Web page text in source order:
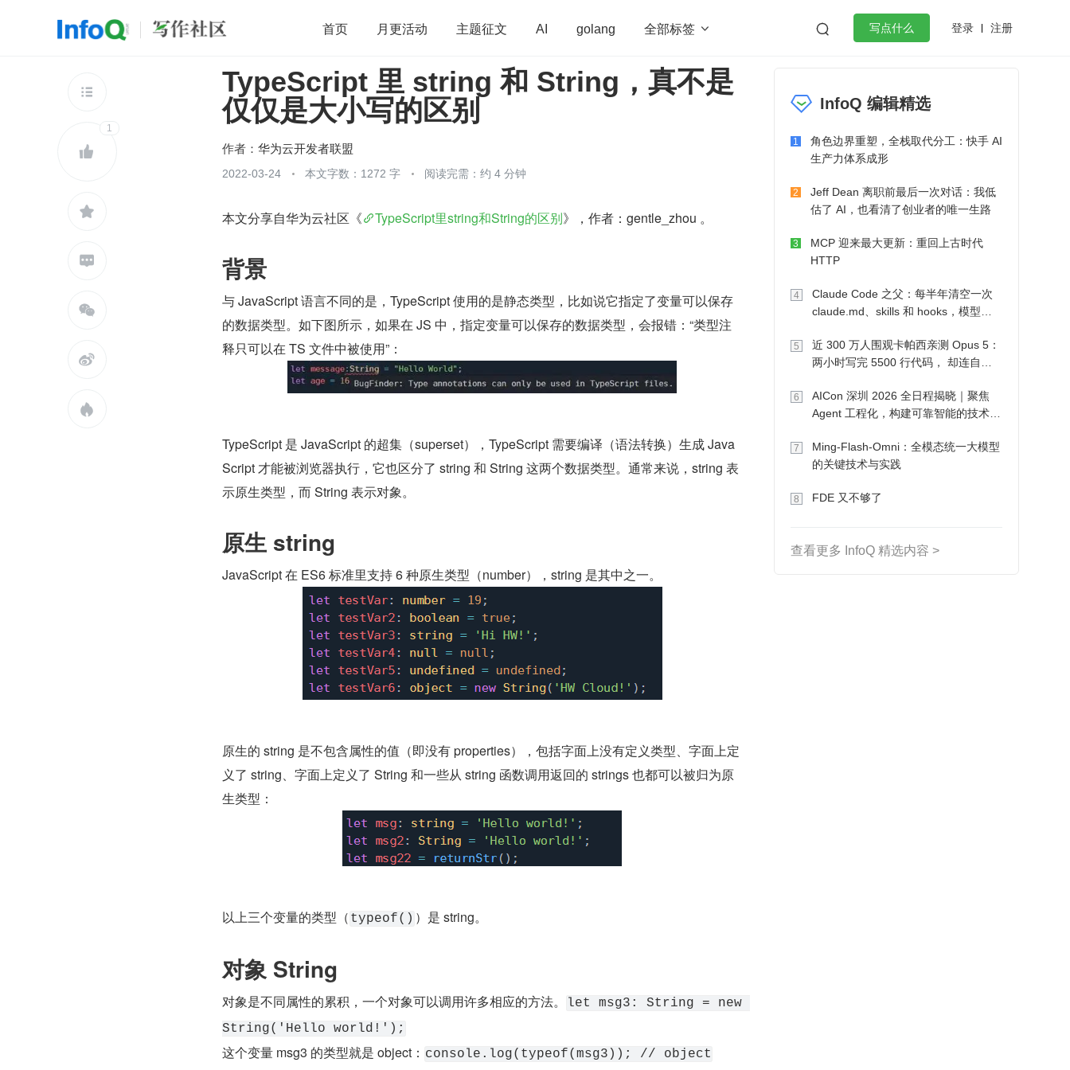
首页 月更活动 主题征文 AI golang 全部标签   写点什么 登录 注册
开源 架构 OpenHarmony 算法 学习方法 Web3.0 高效工作
团队管理 程序员 运维 微服务架构 flutter
查看更多


1





TypeScript 里 string 和 String，真不是
仅仅是大小写的区别
作者： 华为云开发者联盟
2022-03-24 本文字数：1272 字 阅读完需：约 4 分钟
本文分享自华为云社区《 TypeScript里string和String的区别》，作者：gentle_zhou 。
背景
与 JavaScript 语言不同的是，TypeScript 使用的是静态类型，比如说它指定了变量可以保存
的数据类型。如下图所示，如果在 JS 中，指定变量可以保存的数据类型，会报错：“类型注
释只可以在 TS 文件中被使用”：
TypeScript 是 JavaScript 的超集（superset），TypeScript 需要编译（语法转换）生成 Java
Script 才能被浏览器执行，它也区分了 string 和 String 这两个数据类型。通常来说，string 表
示原生类型，而 String 表示对象。
原生 string
JavaScript 在 ES6 标准里支持 6 种原生类型（number），string 是其中之一。
原生的 string 是不包含属性的值（即没有 properties），包括字面上没有定义类型、字面上定
义了 string、字面上定义了 String 和一些从 string 函数调用返回的 strings 也都可以被归为原
生类型：
以上三个变量的类型（ typeof() ）是 string。
对象 String
对象是不同属性的累积，一个对象可以调用许多相应的方法。
let msg3: String = new
String('Hello world!');
这个变量 msg3 的类型就是 object： console.log(typeof(msg3)); // object
InfoQ 编辑精选
1
角色边界重塑，全栈取代分工：快手 AI
生产力体系成形
2
Jeff Dean 离职前最后一次对话：我低
估了 AI，也看清了创业者的唯一生路
3
MCP 迎来最大更新：重回上古时代
HTTP
4
Claude Code 之父：每半年清空一次
claude.md、skills 和 hooks，模型自
5
近 300 万人围观卡帕西亲测 Opus 5：
两小时写完 5500 行代码， 却连自己
6
AICon 深圳 2026 全日程揭晓｜聚焦
Agent 工程化，构建可靠智能的技术路
7
Ming-Flash-Omni：全模态统一大模型
的关键技术与实践
8 FDE 又不够了
查看更多 InfoQ 精选内容 >